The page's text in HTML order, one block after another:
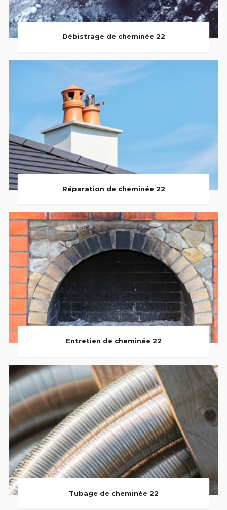
Débistrage de cheminée 22
Réparation de cheminée 22
Entretien de cheminée 22
Tubage de cheminée 22